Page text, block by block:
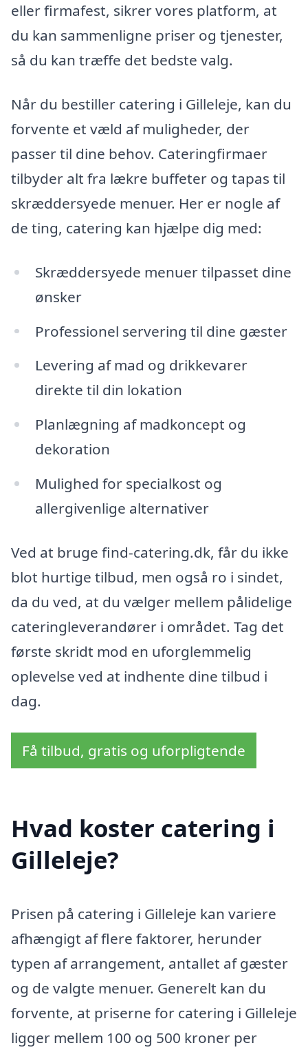
eller firmafest, sikrer vores platform, at
du kan sammenligne priser og tjenester,
så du kan træffe det bedste valg.
Når du bestiller catering i Gilleleje, kan du
forvente et væld af muligheder, der
passer til dine behov. Cateringfirmaer
tilbyder alt fra lækre buffeter og tapas til
skræddersyede menuer. Her er nogle af
de ting, catering kan hjælpe dig med:
Skræddersyede menuer tilpasset dine
ønsker
Professionel servering til dine gæster
Levering af mad og drikkevarer
direkte til din lokation
Planlægning af madkoncept og
dekoration
Mulighed for specialkost og
allergivenlige alternativer
Ved at bruge find-catering.dk, får du ikke
blot hurtige tilbud, men også ro i sindet,
da du ved, at du vælger mellem pålidelige
cateringleverandører i området. Tag det
første skridt mod en uforglemmelig
oplevelse ved at indhente dine tilbud i
dag.
Få tilbud, gratis og uforpligtende
Hvad koster catering i
Gilleleje?
Prisen på catering i Gilleleje kan variere
afhængigt af flere faktorer, herunder
typen af arrangement, antallet af gæster
og de valgte menuer. Generelt kan du
forvente, at priserne for catering i Gilleleje
ligger mellem 100 og 500 kroner per